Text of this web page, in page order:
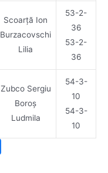
Scoarță Ion
Burzacovschi
Lilia
53-2-
36
53-2-
36
Zubco Sergiu
Boroș
Ludmila
54-3-
10
54-3-
10